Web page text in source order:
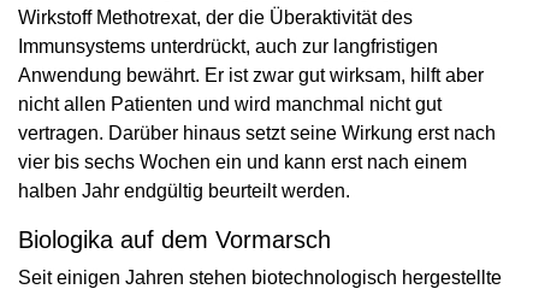
Wirkstoff Methotrexat, der die Überaktivität des
Immunsystems unterdrückt, auch zur langfristigen
Anwendung bewährt. Er ist zwar gut wirksam, hilft aber
nicht allen Patienten und wird manchmal nicht gut
vertragen. Darüber hinaus setzt seine Wirkung erst nach
vier bis sechs Wochen ein und kann erst nach einem
halben Jahr endgültig beurteilt werden.
Biologika auf dem Vormarsch
Seit einigen Jahren stehen biotechnologisch hergestellte